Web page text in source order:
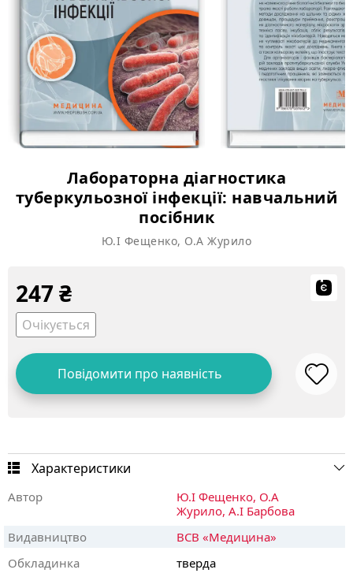
Лабораторна діагностика
туберкульозної інфекції: навчальний
посібник
Ю.І Фещенко, О.А Журило
247 ₴
Очікується
Повідомити про наявність
Характеристики
Автор Ю.І Фещенко, О.А
Журило, А.І Барбова
Видавництво
ВСВ «Медицина»
Обкладинка
тверда